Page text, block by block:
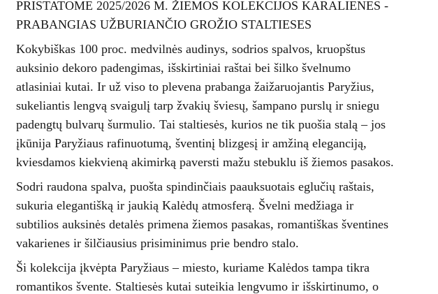
PRISTATOME 2025/2026 M. ŽIEMOS KOLEKCIJOS KARALIENES -
PRABANGIAS UŽBURIANČIO GROŽIO STALTIESES
Kokybiškas 100 proc. medvilnės audinys, sodrios spalvos, kruopštus
auksinio dekoro padengimas, išskirtiniai raštai bei šilko švelnumo
atlasiniai kutai. Ir už viso to plevena prabanga žaižaruojantis Paryžius,
sukeliantis lengvą svaigulį tarp žvakių šviesų, šampano purslų ir sniegu
padengtų bulvarų šurmulio. Tai staltiesės, kurios ne tik puošia stalą – jos
įkūnija Paryžiaus rafinuotumą, šventinį blizgesį ir amžiną eleganciją,
kviesdamos kiekvieną akimirką paversti mažu stebuklu iš žiemos pasakos.
Sodri raudona spalva, puošta spindinčiais paauksuotais eglučių raštais,
sukuria elegantišką ir jaukią Kalėdų atmosferą. Švelni medžiaga ir
subtilios auksinės detalės primena žiemos pasakas, romantiškas šventines
vakarienes ir šilčiausius prisiminimus prie bendro stalo.
Ši kolekcija įkvėpta Paryžiaus – miesto, kuriame Kalėdos tampa tikra
romantikos švente. Staltiesės kutai suteikia lengvumo ir išskirtinumo, o